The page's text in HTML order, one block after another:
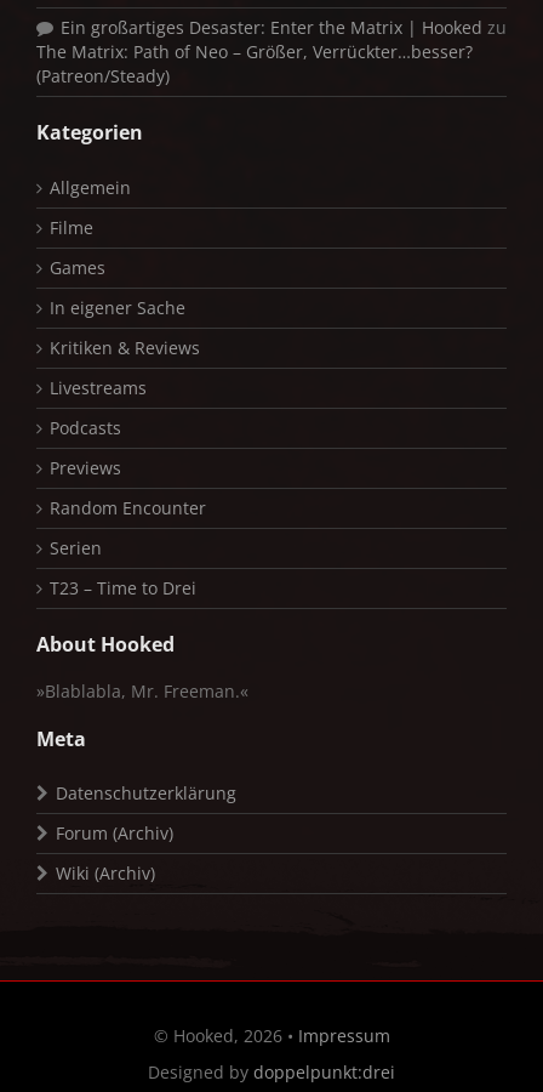
Ein großartiges Desaster: Enter the Matrix | Hooked zu
The Matrix: Path of Neo – Größer, Verrückter…besser?
(Patreon/Steady)
Kategorien
Allgemein
Filme
Games
In eigener Sache
Kritiken & Reviews
Livestreams
Podcasts
Previews
Random Encounter
Serien
T23 – Time to Drei
About Hooked
»Blablabla, Mr. Freeman.«
Meta
Datenschutzerklärung
Forum (Archiv)
Wiki (Archiv)
© Hooked, 2026 • Impressum
Designed by doppelpunkt:drei